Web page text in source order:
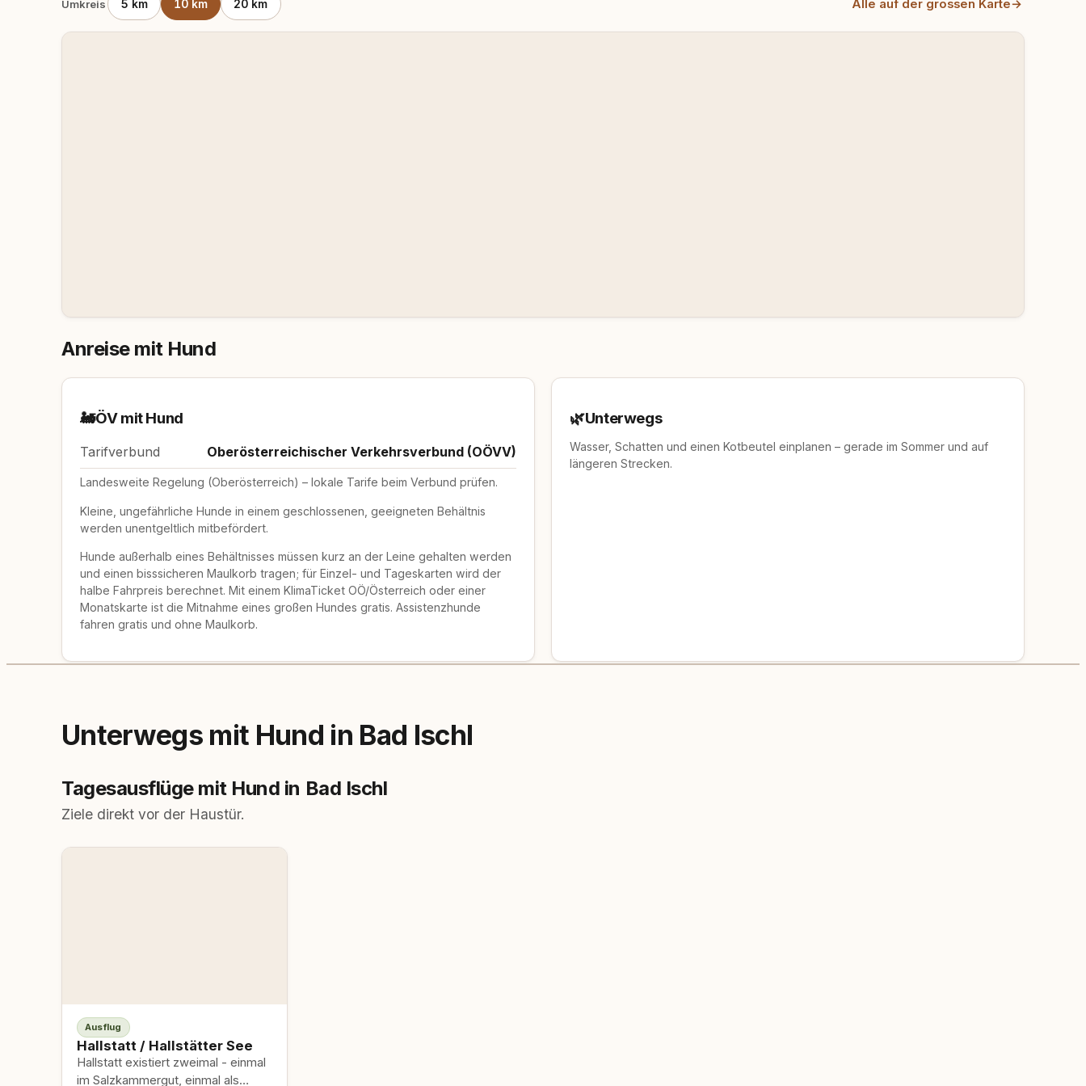
Umkreis 5 km 10 km 20 km Alle auf der grossen Karte→
Anreise mit Hund
🚂ÖV mit Hund
Tarifverbund Oberösterreichischer Verkehrsverbund (OÖVV)
Landesweite Regelung (Oberösterreich) – lokale Tarife beim Verbund prüfen.
Kleine, ungefährliche Hunde in einem geschlossenen, geeigneten Behältnis
werden unentgeltlich mitbefördert.
Hunde außerhalb eines Behältnisses müssen kurz an der Leine gehalten werden
und einen bisssicheren Maulkorb tragen; für Einzel- und Tageskarten wird der
halbe Fahrpreis berechnet. Mit einem KlimaTicket OÖ/Österreich oder einer
Monatskarte ist die Mitnahme eines großen Hundes gratis. Assistenzhunde
fahren gratis und ohne Maulkorb.
🌿Unterwegs
Wasser, Schatten und einen Kotbeutel einplanen – gerade im Sommer und auf
längeren Strecken.
Unterwegs mit Hund in Bad Ischl
Tagesausflüge mit Hund in Bad Ischl
Ziele direkt vor der Haustür.
Ausflug
Hallstatt / Hallstätter See
Hallstatt existiert zweimal - einmal
im Salzkammergut, einmal als